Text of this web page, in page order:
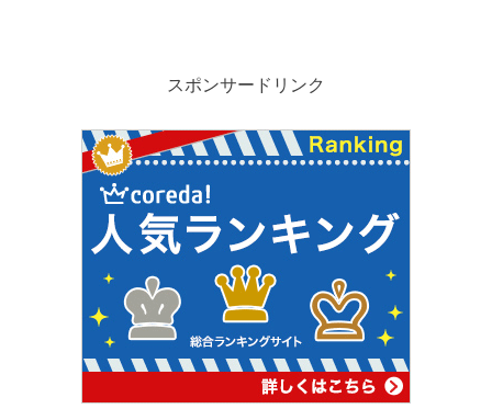
スポンサードリンク